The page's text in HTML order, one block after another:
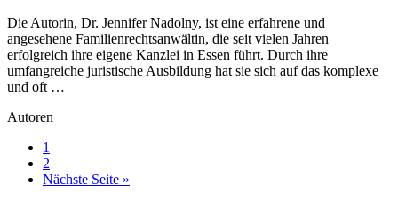
Die Autorin, Dr. Jennifer Nadolny, ist eine erfahrene und
angesehene Familienrechtsanwältin, die seit vielen Jahren
erfolgreich ihre eigene Kanzlei in Essen führt. Durch ihre
umfangreiche juristische Ausbildung hat sie sich auf das komplexe
und oft …
Autoren
Seite
1
Seite
2
Nächste Seite aufrufen
»